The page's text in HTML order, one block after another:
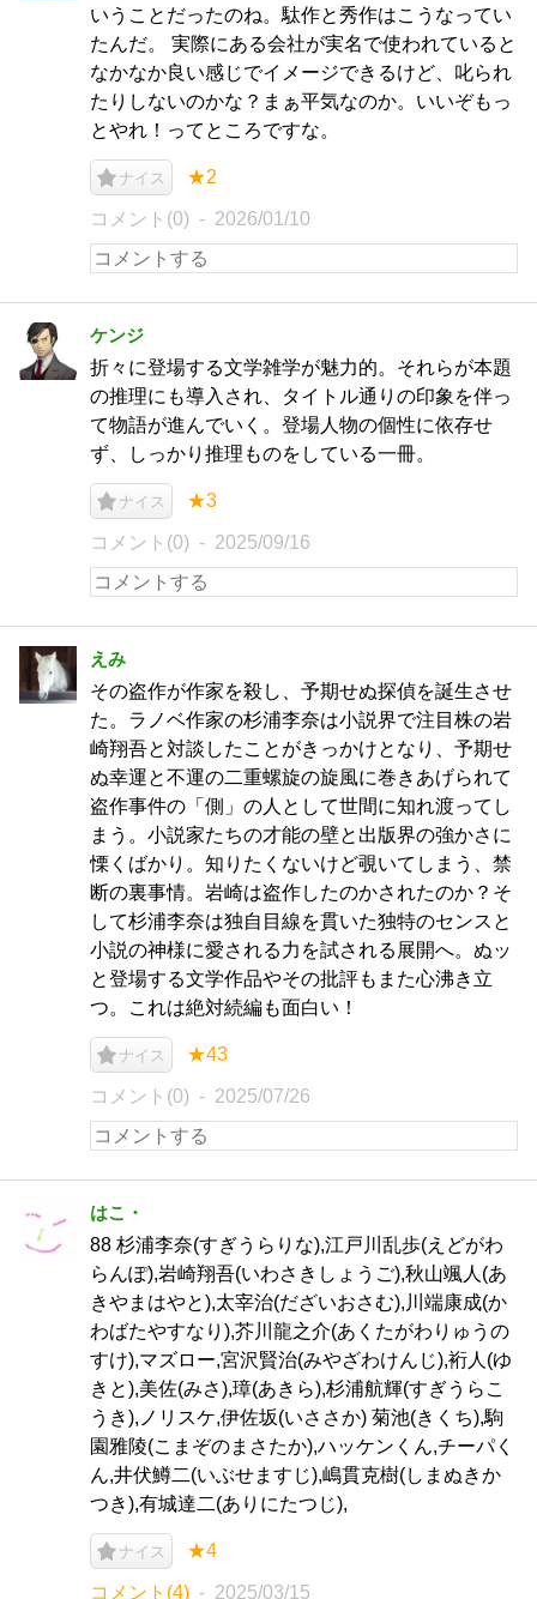
いうことだったのね。駄作と秀作はこうなってい
たんだ。 実際にある会社が実名で使われていると
なかなか良い感じでイメージできるけど、叱られ
たりしないのかな？まぁ平気なのか。いいぞもっ
とやれ！ってところですな。
ナイス ★2
コメント(0) 2026/01/10
ケンジ
折々に登場する文学雑学が魅力的。それらが本題
の推理にも導入され、タイトル通りの印象を伴っ
て物語が進んでいく。登場人物の個性に依存せ
ず、しっかり推理ものをしている一冊。
ナイス ★3
コメント(0) 2025/09/16
えみ
その盗作が作家を殺し、予期せぬ探偵を誕生させ
た。ラノベ作家の杉浦李奈は小説界で注目株の岩
崎翔吾と対談したことがきっかけとなり、予期せ
ぬ幸運と不運の二重螺旋の旋風に巻きあげられて
盗作事件の「側」の人として世間に知れ渡ってし
まう。小説家たちの才能の壁と出版界の強かさに
慄くばかり。知りたくないけど覗いてしまう、禁
断の裏事情。岩崎は盗作したのかされたのか？そ
して杉浦李奈は独自目線を貫いた独特のセンスと
小説の神様に愛される力を試される展開へ。ぬッ
と登場する文学作品やその批評もまた心沸き立
つ。これは絶対続編も面白い！
ナイス ★43
コメント(0) 2025/07/26
はこ・
88 杉浦李奈(すぎうらりな),江戸川乱歩(えどがわ
らんぽ),岩崎翔吾(いわさきしょうご),秋山颯人(あ
きやまはやと),太宰治(だざいおさむ),川端康成(か
わばたやすなり),芥川龍之介(あくたがわりゅうの
すけ),マズロー,宮沢賢治(みやざわけんじ),裄人(ゆ
きと),美佐(みさ),璋(あきら),杉浦航輝(すぎうらこ
うき),ノリスケ,伊佐坂(いささか) 菊池(きくち),駒
園雅陵(こまぞのまさたか),ハッケンくん,チーパく
ん,井伏鱒二(いぶせますじ),嶋貫克樹(しまぬきか
つき),有城達二(ありにたつじ),
ナイス ★4
コメント(4) 2025/03/15